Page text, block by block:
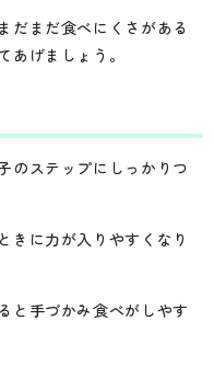
だまだ食べにくさがある
あげましょう。
のステップにしっかりつ
きに力が入りやすくなり
と手づかみ食べがしやす